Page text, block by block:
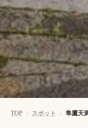
TOP > スポット > 隼鷹天